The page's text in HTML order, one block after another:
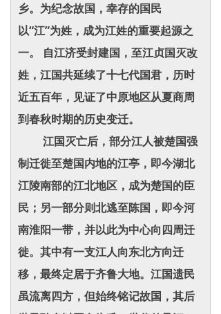
乡。为纪念故国，幸存的国民
以“江”为姓，成为江姓的重要起源之
一。 自江济受封建国，至江贞国灭改
姓，江国共延续了十七代国君，历时
近五百年，见证了中原地区从夏商周
到春秋时期的历史变迁。
江国灭亡后，部分江人被楚国强
制迁徙至楚国内地的江亭，即今湖北
江陵南部的江北地区，成为楚国的臣
民；另一部分则北逃至陈国，即今河
南淮阳一带，并以此为中心向四周迁
徙。其中有一支江人向东北方向迁
移，最终定居于齐鲁大地。江国遗民
虽流离四方，但始终铭记故国，其后